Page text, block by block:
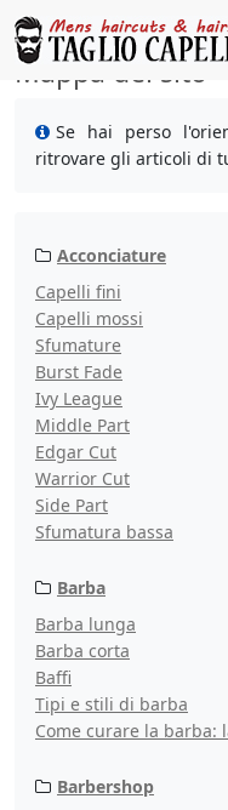
Mappa del sito
Se hai perso
ritrovare gli articoli di
Acconciature
Capelli fini
Capelli mossi
Sfumature
Burst Fade
Ivy League
Middle Part
Edgar Cut
Warrior Cut
Side Part
Sfumatura bassa
Barba
Barba lunga
Barba corta
Baffi
Tipi e stili di barba
Barbershop